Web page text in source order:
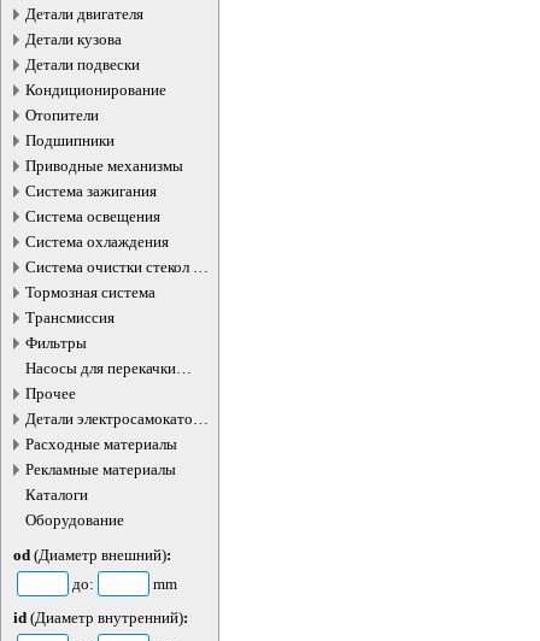
Детали двигателя
Детали кузова
Детали подвески
Кондиционирование
Отопители
Подшипники
Приводные механизмы
Система зажигания
Система освещения
Система охлаждения
Система очистки стекол и
фар
Тормозная система
Трансмиссия
Фильтры
Насосы для перекачки
жидкостей
Прочее
Детали электросамокатов и
электротранспорта
Расходные материалы
Рекламные материалы
Каталоги
Оборудование
od (Диаметр внешний):
до:
mm
id (Диаметр внутренний):